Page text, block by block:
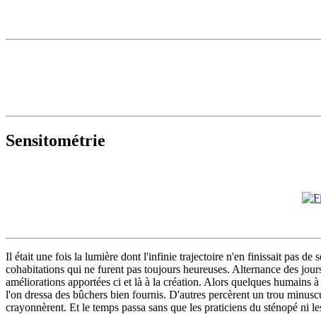
Sensitométrie
Il était une fois la lumière dont l'infinie trajectoire n'en finissait pas de
cohabitations qui ne furent pas toujours heureuses. Alternance des
améliorations apportées ci et là à la création. Alors quelques humains
l'on dressa des bûchers bien fournis. D'autres percèrent un trou
crayonnèrent. Et le temps passa sans que les praticiens du sténopé ni